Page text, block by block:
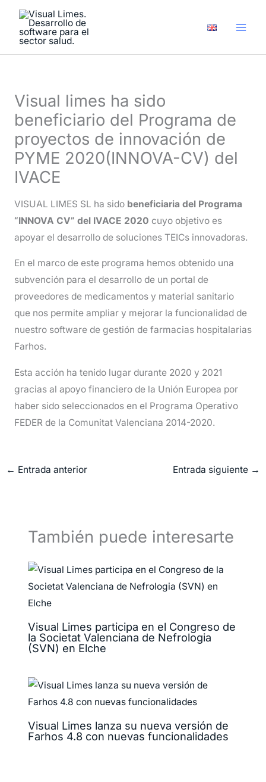
contenido
Visual limes ha sido
beneficiario del Programa de
proyectos de innovación de
PYME 2020(INNOVA-CV) del
IVACE
VISUAL LIMES SL ha sido beneficiaria del Programa
“INNOVA CV” del IVACE 2020 cuyo objetivo es
apoyar el desarrollo de soluciones TEICs innovadoras.
En el marco de este programa hemos obtenido una
subvención para el desarrollo de un portal de
proveedores de medicamentos y material sanitario
que nos permite ampliar y mejorar la funcionalidad de
nuestro software de gestión de farmacias hospitalarias
Farhos.
Esta acción ha tenido lugar durante 2020 y 2021
gracias al apoyo financiero de la Unión Europea por
haber sido seleccionados en el Programa Operativo
FEDER de la Comunitat Valenciana 2014-2020.
← Entrada anterior Entrada siguiente →
También puede interesarte
Visual Limes participa en el Congreso de
la Societat Valenciana de Nefrologia
(SVN) en Elche
Visual Limes lanza su nueva versión de
Farhos 4.8 con nuevas funcionalidades
A
v
o
s